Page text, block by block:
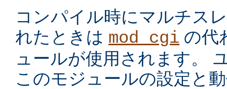
コンパイル時にマルチス
れたときは mod_cgi の代
ュールが使用されます。
このモジュールの設定と